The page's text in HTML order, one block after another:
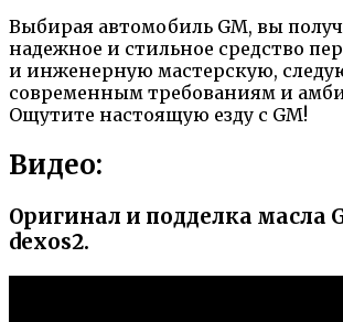
Выбирая автомобиль GM, вы
надежное и стильное средство
и инженерную мастерскую,
современным требованиям и
Ощутите настоящую езду с GM!
Видео:
Оригинал и подделка масла
dexos2.